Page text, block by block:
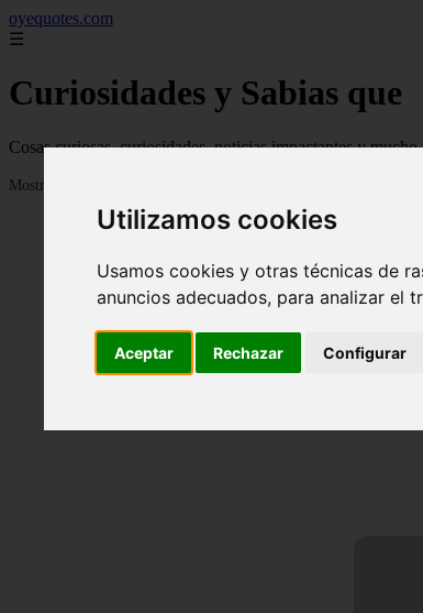
Utilizamos cookies
Usamos cookies y otras técnicas de
anuncios adecuados, para analizar el
Aceptar Rechazar Configurar
oyequotes.com
☰
Curiosidades y Sabias que
Cosas curiosas, curiosidades, noticias impactantes y mucho
Mostrando 1 - 24 de 2834 artículos